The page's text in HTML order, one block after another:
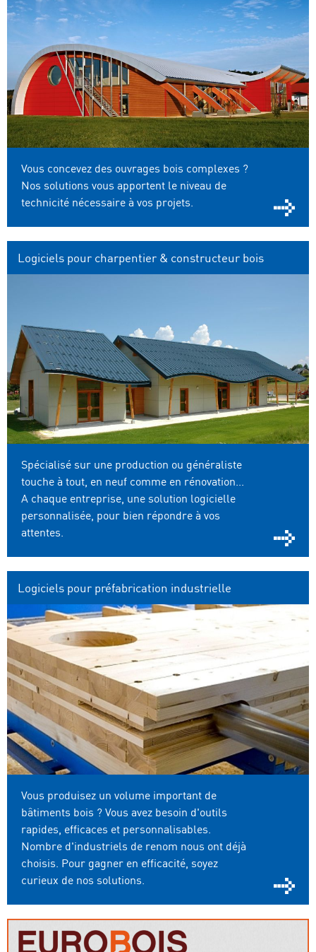
Vous concevez des ouvrages bois complexes ?
Nos solutions vous apportent le niveau de
technicité nécessaire à vos projets.
Logiciels pour charpentier & constructeur bois
Spécialisé sur une production ou généraliste
touche à tout, en neuf comme en rénovation...
A chaque entreprise, une solution logicielle
personnalisée, pour bien répondre à vos
attentes.
Logiciels pour préfabrication industrielle
Vous produisez un volume important de
bâtiments bois ? Vous avez besoin d'outils
rapides, efficaces et personnalisables.
Nombre d'industriels de renom nous ont déjà
choisis. Pour gagner en efficacité, soyez
curieux de nos solutions.